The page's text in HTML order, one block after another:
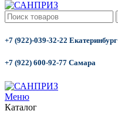
+7 (922)-039-32-22 Екатеринбург
+7 (922) 600-92-77 Самара
Меню
Каталог